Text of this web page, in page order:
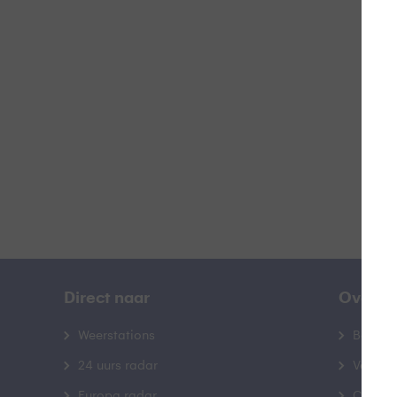
Direct naar
Weerstations
24 uurs radar
Over